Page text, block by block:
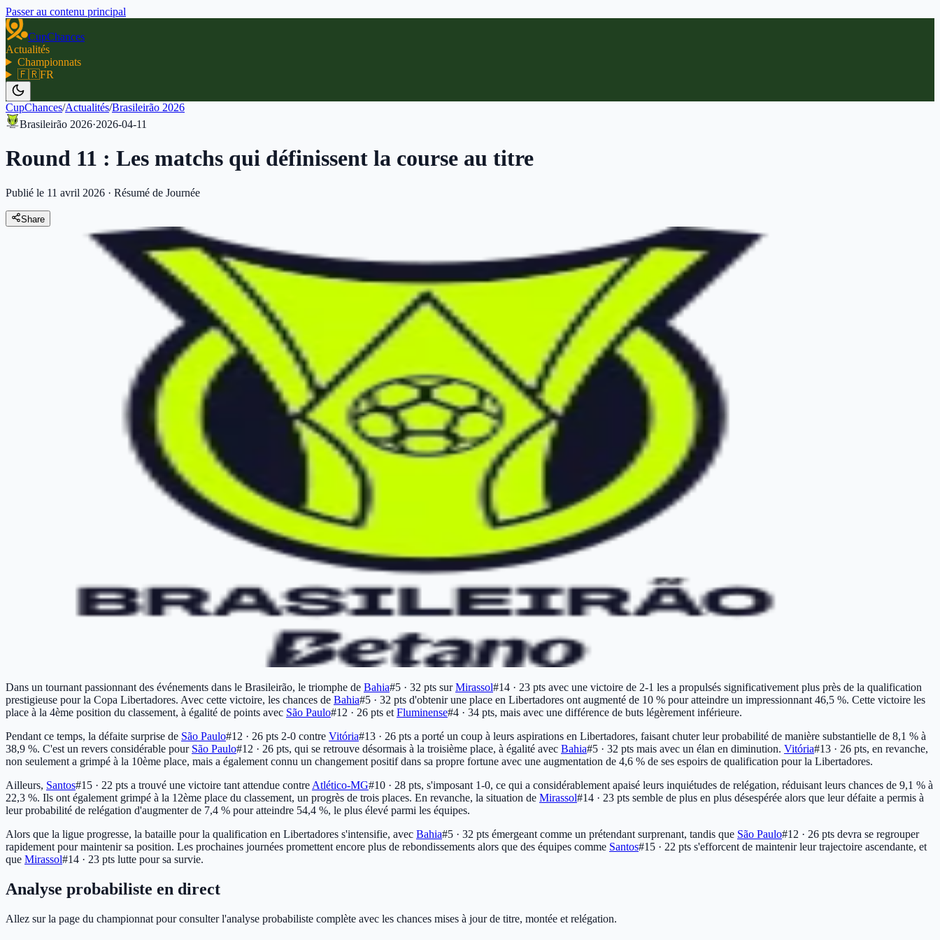
Passer au contenu principal
CupChances
Actualités
Championnats
🇫🇷FR
CupChances/Actualités/Brasileirão 2026
Brasileirão 2026·2026-04-11
Round 11 : Les matchs qui définissent la course au titre
Publié le 11 avril 2026 · Résumé de Journée
Share
Dans un tournant passionnant des événements dans le Brasileirão, le triomphe de Bahia#5 · 32 pts surMirassol#14 · 23 pts avec une victoire de 2-1 les a propulsés significativement plus près de la qualification
prestigieuse pour la Copa Libertadores. Avec cette victoire, les chances de Bahia#5 · 32 pts d'obtenir une place en Libertadores ont augmenté de 10 % pour atteindre un impressionnant 46,5 %. Cette victoire les
place à la 4ème position du classement, à égalité de points avec São Paulo#12 · 26 pts et Fluminense#4 · 34 pts, mais avec une différence de buts légèrement inférieure.
Pendant ce temps, la défaite surprise de São Paulo#12 · 26 pts 2-0 contre Vitória#13 · 26 pts a porté un coup à leurs aspirations en Libertadores, faisant chuter leur probabilité de manière substantielle de 8,1 % à
38,9 %. C'est un revers considérable pour São Paulo#12 · 26 pts, qui se retrouve désormais à la troisième place, à égalité avec Bahia#5 · 32 pts mais avec un élan en diminution. Vitória#13 · 26 pts, en revanche,
non seulement a grimpé à la 10ème place, mais a également connu un changement positif dans sa propre fortune avec une augmentation de 4,6 % de ses espoirs de qualification pour la Libertadores.
Ailleurs, Santos#15 · 22 pts a trouvé une victoire tant attendue contre Atlético-MG#10 · 28 pts, s'imposant 1-0, ce qui a considérablement apaisé leurs inquiétudes de relégation, réduisant leurs chances de 9,1 % à
22,3 %. Ils ont également grimpé à la 12ème place du classement, un progrès de trois places. En revanche, la situation de Mirassol#14 · 23 pts semble de plus en plus désespérée alors que leur défaite a permis à
leur probabilité de relégation d'augmenter de 7,4 % pour atteindre 54,4 %, le plus élevé parmi les équipes.
Alors que la ligue progresse, la bataille pour la qualification en Libertadores s'intensifie, avec Bahia#5 · 32 pts émergeant comme un prétendant surprenant, tandis que São Paulo#12 · 26 pts devra se regrouper
rapidement pour maintenir sa position. Les prochaines journées promettent encore plus de rebondissements alors que des équipes comme Santos#15 · 22 pts s'efforcent de maintenir leur trajectoire ascendante, et
que Mirassol#14 · 23 pts lutte pour sa survie.
Analyse probabiliste en direct
Allez sur la page du championnat pour consulter l'analyse probabiliste complète avec les chances mises à jour de titre, montée et relégation.